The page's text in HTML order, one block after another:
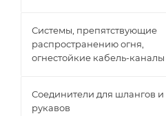
Системы, препятствующие
распространению огня,
огнестойкие кабель-каналы
Соединители для шлангов и
рукавов